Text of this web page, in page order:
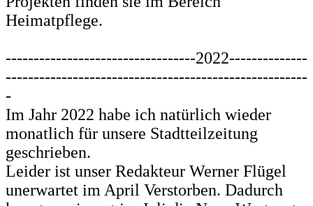
Heimatpflege.
----------------------------------2022--------------
------------------------------------------------------
-
Im Jahr 2022 habe ich natürlich wieder
monatlich für unsere Stadtteilzeitung
geschrieben.
Leider ist unser Redakteur Werner Flügel
unerwartet im April Verstorben. Dadurch